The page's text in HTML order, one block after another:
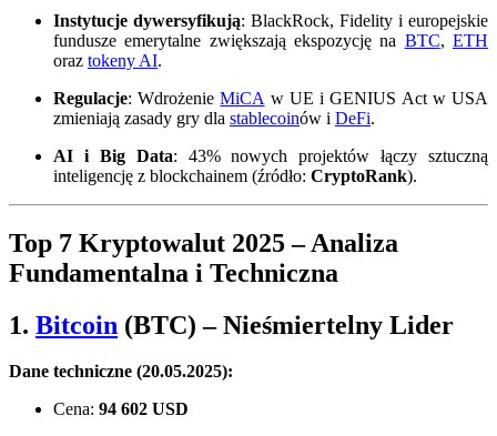
Instytucje dywersyfikują: BlackRock, Fidelity i europejskie
fundusze emerytalne zwiększają ekspozycję na BTC,ETH
oraz tokeny AI.
Regulacje: WdrożenieMiCA w UE i GENIUS Act w USA
zmieniają zasady gry dla stablecoinów i DeFi.
AI i Big Data: 43% nowych projektów łączy sztuczną
inteligencję z blockchainem (źródło: CryptoRank).
Top 7 Kryptowalut 2025 – Analiza
Fundamentalna i Techniczna
1. Bitcoin (BTC) – Nieśmiertelny Lider
Dane techniczne (20.05.2025):
Cena: 94 602 USD